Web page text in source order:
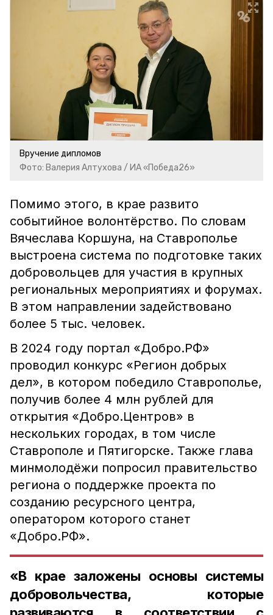
Вручение дипломов
Фото: Валерия Алтухова / ИА «Победа26»
Помимо этого, в крае развито
событийное волонтёрство. По словам
Вячеслава Коршуна, на Ставрополье
выстроена система по подготовке таких
добровольцев для участия в крупных
региональных мероприятиях и форумах.
В этом направлении задействовано
более 5 тыс. человек.
В 2024 году портал «Добро.РФ»
проводил конкурс «Регион добрых
дел», в котором победило Ставрополье,
получив более 4 млн рублей для
открытия «Добро.Центров» в
нескольких городах, в том числе
Ставрополе и Пятигорске. Также глава
минмолодёжи попросил правительство
региона о поддержке проекта по
созданию ресурсного центра,
оператором которого станет
«Добро.РФ».
«В крае заложены основы системы
добровольчества, которые